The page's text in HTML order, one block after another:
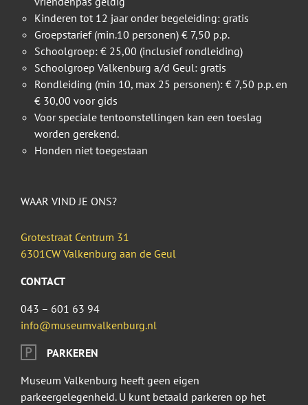
Kinderen tot 12 jaar onder begeleiding: gratis
Groepstarief (min.10 personen) € 7,50 p.p.
Schoolgroep: € 25,00 (inclusief rondleiding)
Schoolgroep Valkenburg a/d Geul: gratis
Rondleiding (min 10, max 25 personen): € 7,50 p.p. en
€ 30,00 voor gids
Voor speciale tentoonstellingen kan een toeslag
worden gerekend.
Honden niet toegestaan
WAAR VIND JE ONS?
Grotestraat Centrum 31
6301CW Valkenburg aan de Geul
CONTACT
043 – 601 63 94
info@museumvalkenburg.nl
PARKEREN
Museum Valkenburg heeft geen eigen
parkeergelegenheid. U kunt betaald parkeren op het